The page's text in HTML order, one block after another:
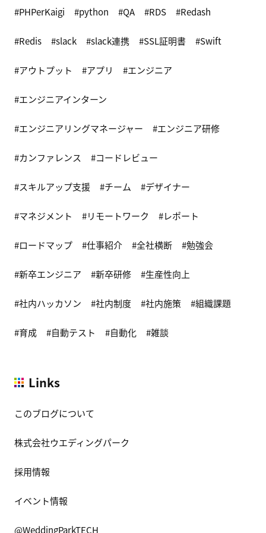
PHPerKaigi python QA RDS Redash
Redis slack slack連携 SSL証明書 Swift
アウトプット アプリ エンジニア
エンジニアインターン
エンジニアリングマネージャー エンジニア研修
カンファレンス コードレビュー
スキルアップ支援 チーム デザイナー
マネジメント リモートワーク レポート
ロードマップ 仕事紹介 全社横断 勉強会
新卒エンジニア 新卒研修 生産性向上
社内ハッカソン 社内制度 社内施策 組織課題
育成 自動テスト 自動化 雑談
Links
このブログについて
株式会社ウエディングパーク
採用情報
イベント情報
@WeddingParkTECH